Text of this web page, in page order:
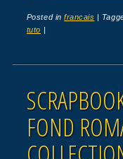
Posted infrancais |
tuto |
FOND